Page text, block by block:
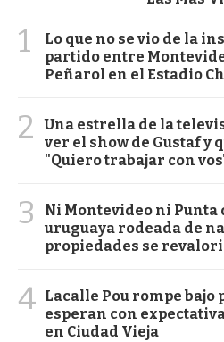
1
Lo que no se vio de la
partido entre
Peñarol en el Estadio
2
Una estrella de la
ver el show de Gustaf y
"Quiero trabajar con
3
Ni Montevideo ni Punta
uruguaya rodeada de
propiedades se
4 Lacalle Pou rompe bajo
esperan con
en Ciudad Vieja